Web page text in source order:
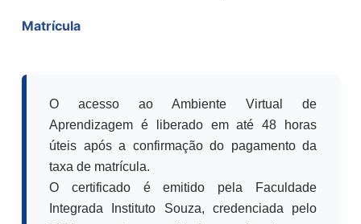
Matrícula
O acesso ao Ambiente Virtual de
Aprendizagem é liberado em até 48 horas
úteis após a confirmação do pagamento da
taxa de matrícula.
O certificado é emitido pela Faculdade
Integrada Instituto Souza, credenciada pelo